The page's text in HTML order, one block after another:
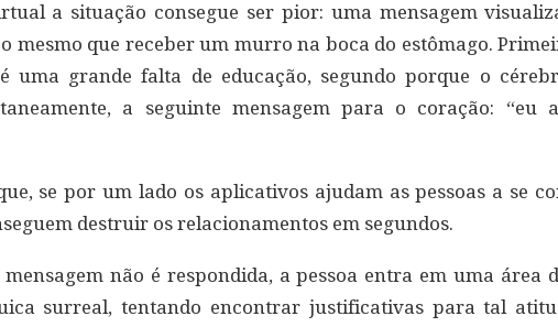
a situação consegue ser pior: uma mensagem
mesmo que receber um murro na boca do estômago.
uma grande falta de educação, segundo porque o
a seguinte mensagem para o coração: “eu
se por um lado os aplicativos ajudam as pessoas a se
destruir os relacionamentos em segundos.
não é respondida, a pessoa entra em uma área
surreal, tentando encontrar justificativas para tal